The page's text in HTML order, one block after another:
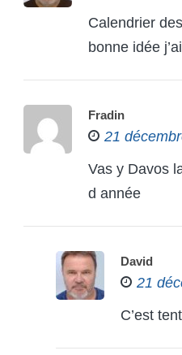
Calendrier
bonne idée
Fradin
21
Vas y Davos
d année
David
21
C’est